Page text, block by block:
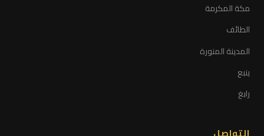
مكة المكرمة
الطائف
المدينة المنورة
ينبع
رابغ